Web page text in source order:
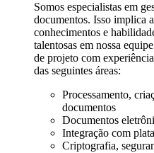
Somos especialistas em
documentos. Isso implica
conhecimentos e
talentosas em nossa
de projeto com
das seguintes áreas:
Processamento,
documentos
Documentos
Integração com
Criptografia,